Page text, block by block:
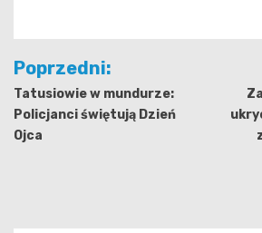
Nawigacja
wpisu
Poprzedni:
Tatusiowie w mundurze:
Policjanci świętują Dzień
Ojca